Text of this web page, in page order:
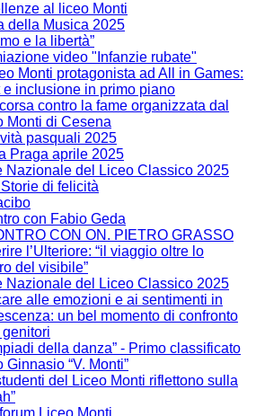
al liceo Monti
della Musica 2025
e la libertà”
video "Infanzie rubate"
Monti protagonista ad All in Games:
e inclusione in primo piano
contro la fame organizzata dal
Monti di Cesena
pasquali 2025
Praga aprile 2025
Nazionale del Liceo Classico 2025
di felicità
con Fabio Geda
CON ON. PIETRO GRASSO
l’Ulteriore: “il viaggio oltre lo
del visibile”
Nazionale del Liceo Classico 2025
alle emozioni e ai sentimenti in
un bel momento di confronto
della danza” - Primo classificato
Ginnasio “V. Monti”
del Liceo Monti riflettono sulla